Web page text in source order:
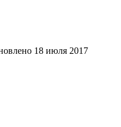
18 июля 2017